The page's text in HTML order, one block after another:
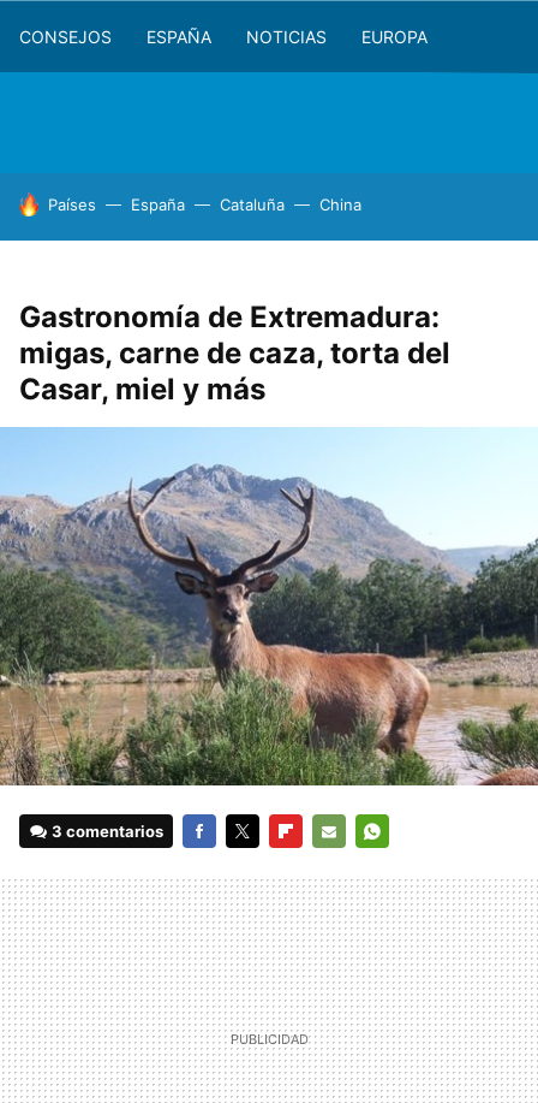
CONSEJOS ESPAÑA NOTICIAS EUROPA
HOY SE HABLA DE
Países España Cataluña China
Gastronomía de Extremadura:
migas, carne de caza, torta del
Casar, miel y más
3 comentarios
MAIL